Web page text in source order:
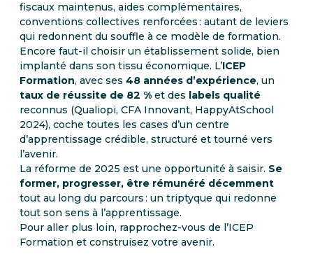
fiscaux maintenus, aides complémentaires,
conventions collectives renforcées : autant de leviers
qui redonnent du souffle à ce modèle de formation.
Encore faut-il choisir un établissement solide, bien
implanté dans son tissu économique. L’ICEP
Formation, avec ses 48 années d’expérience, un
taux de réussite de 82 % et des labels qualité
reconnus (Qualiopi, CFA Innovant, HappyAtSchool
2024), coche toutes les cases d’un centre
d’apprentissage crédible, structuré et tourné vers
l’avenir.
La réforme de 2025 est une opportunité à saisir. Se
former, progresser, être rémunéré décemment
tout au long du parcours : un triptyque qui redonne
tout son sens à l’apprentissage.
Pour aller plus loin, rapprochez-vous de l’ICEP
Formation et construisez votre avenir.